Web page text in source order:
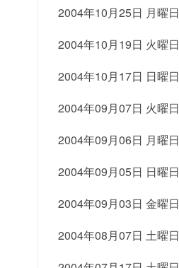
2004年10月25日 月曜日
2004年10月19日 火曜日
2004年10月17日 日曜日
2004年09月07日 火曜日
2004年09月06日 月曜日
2004年09月05日 日曜日
2004年09月03日 金曜日
2004年08月07日 土曜日